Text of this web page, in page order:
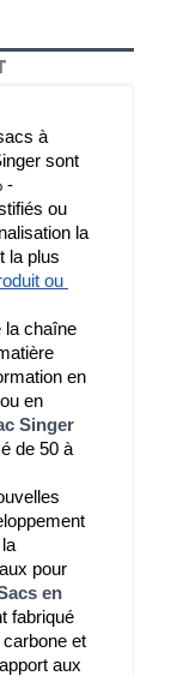
à
sont
-
ou
la
la plus
ou
la chaîne
en
en
Singer
de 50 à
pour
en
fabriqué
et
aux